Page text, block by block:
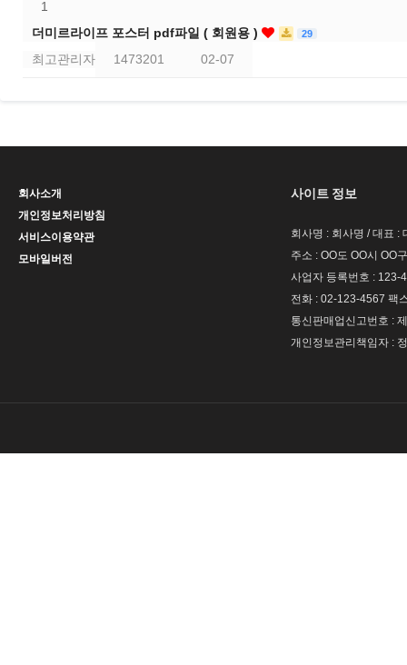
1
더미르라이프 포스터 pdf파일 ( 회원용 )
29
최고관리자 1473201 02-07
회사소개
개인정보처리방침
서비스이용약관
모바일버전
사이트 정보
회사명 : 회사명 / 대표 :
주소 : OO도 OO시 OO
사업자 등록번호 : 123-
전화 : 02-123-4567 팩
통신판매업신고번호 :
개인정보관리책임자 :